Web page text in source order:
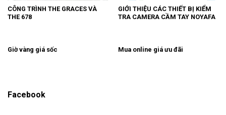
CÔNG TRÌNH THE GRACES VÀ
THE 678
GIỚI THIỆU CÁC THIẾT BỊ KIỂM
TRA CAMERA CẦM TAY NOYAFA
Giờ vàng giá sốc Mua online giá ưu đãi
Facebook